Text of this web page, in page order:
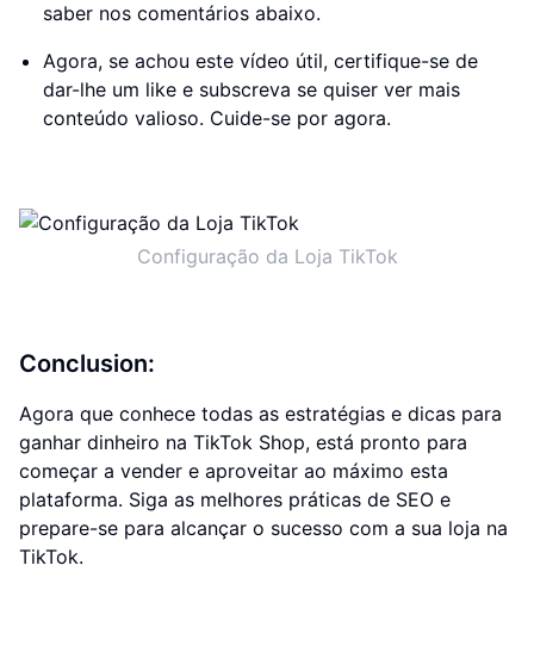
saber nos comentários abaixo.
Agora, se achou este vídeo útil, certifique-se de
dar-lhe um like e subscreva se quiser ver mais
conteúdo valioso. Cuide-se por agora.
Configuração da Loja TikTok
Conclusion:
Agora que conhece todas as estratégias e dicas para
ganhar dinheiro na TikTok Shop, está pronto para
começar a vender e aproveitar ao máximo esta
plataforma. Siga as melhores práticas de SEO e
prepare-se para alcançar o sucesso com a sua loja na
TikTok.